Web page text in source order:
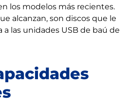
los modelos más recientes.
alcanzan, son discos que le
las unidades USB de baú de